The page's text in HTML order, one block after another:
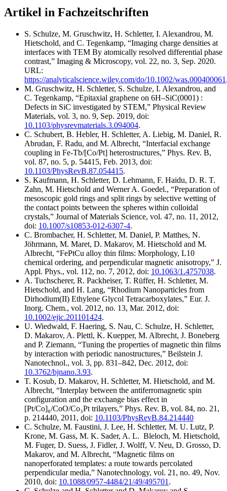
Artikel in Fachzeitschriften
S. Schulze, M. Gruschwitz, H. Schletter, I. Alexandrou, M.
Hietschold, and C. Tegenkamp, “Imaging charge densities at
interfaces with TEM By atomically resolved differential phase
contrast,” Imaging & Microscopy, vol. 22, no. 3, Sep. 2020.
URL:
https://analyticalscience.wiley.com/do/10.1002/was.000400061
M. Gruschwitz, H. Schletter, S. Schulze, I. Alexandrou, and
C. Tegenkamp, “Epitaxial graphene on 6H–SiC(0001) :
Defects in SiC investigated by STEM,” Physical Review
Materials, vol. 3, no. 9, Sep. 2019, doi:
10.1103/physrevmaterials.3.094004.
C. Schubert, B. Hebler, H. Schletter, A. Liebig, M. Daniel, R.
Abrudan, F. Radu, and M. Albrecht, “Interfacial exchange
coupling in Fe-Tb/[Co/Pt] heterostructures,” Phys. Rev. B,
vol. 87, no. 5, p. 54415, Feb. 2013, doi:
10.1103/PhysRevB.87.054415.
S. Kaufmann, H. Schletter, D. Lehmann, F. Haidu, D. R. T.
Zahn, M. Hietschold and Werner A. Goedel., “Preparation of
mesoscopic gold rings and split rings by selective wetting of
the contact points between the spheres within colloidal
crystals,” Journal of Materials Science, vol. 47, no. 11, 2012,
doi: 10.1007/s10853-012-6307-4.
C. Brombacher, H. Schletter, M. Daniel, P. Matthes, N.
Jöhrmann, M. Maret, D. Makarov, M. Hietschold and M.
Albrecht, “FePtCu alloy thin films: Morphology, L10
chemical ordering, and perpendicular magnetic anisotropy,” J.
Appl. Phys., vol. 112, no. 7, 2012, doi: 10.1063/1.4757038.
A. Tuchscherer, R. Packheiser, T. Rüffer, H. Schletter, M.
Hietschold, and H. Lang, “Rhodium Nanoparticles from
Dirhodium(II) Ethylene Glycol Tetracarboxylates,” Eur. J.
Inorg. Chem., vol. 2012, no. 13, Mar. 2012, doi:
10.1002/ejic.201101424.
U. Wiedwald, F. Haering, S. Nau, C. Schulze, H. Schletter,
D. Makarov, A. Plettl, K. Kuepper, M. Albrecht, J. Boneberg
and P. Ziemann, “Tuning the properties of magnetic thin films
by interaction with periodic nanostructures,” Beilstein J.
Nanotechnol., vol. 3, pp. 831–842, Dec. 2012, doi:
10.3762/bjnano.3.93.
T. Kosub, D. Makarov, H. Schletter, M. Hietschold, and M.
Albrecht, “Interplay between the antiferromagnetic spin
configuration and the exchange bias effect in
[Pt/Co]₈/CoO/Co₃Pt trilayers,” Phys. Rev. B, vol. 84, no. 21,
p. 214440, 2011, doi: 10.1103/PhysRevB.84.214440
C. Schulze, M. Faustini, J. Lee, H. Schletter, M. U. Lutz, P.
Krone, M. Gass, M. K. Sader, A. L. Bleloch, M. Hietschold,
M. Fuger, D. Suess, J. Fidler, J. Wolff, V. Neu, D. Grosso, D.
Makarov, and M. Albrecht, “Magnetic films on
nanoperforated templates: a route towards percolated
perpendicular media,” Nanotechnology, vol. 21, no. 49, Nov.
2010, doi: 10.1088/0957-4484/21/49/495701 .